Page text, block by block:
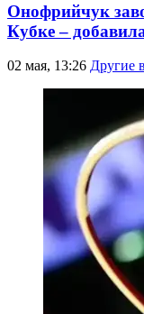
Онофрийчук
Кубке –
02 мая, 13:26 Другие